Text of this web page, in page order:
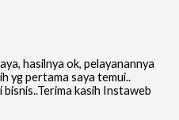
hasilnya ok, pelayanannya
yg pertama saya temui..
bisnis..Terima kasih Instaweb